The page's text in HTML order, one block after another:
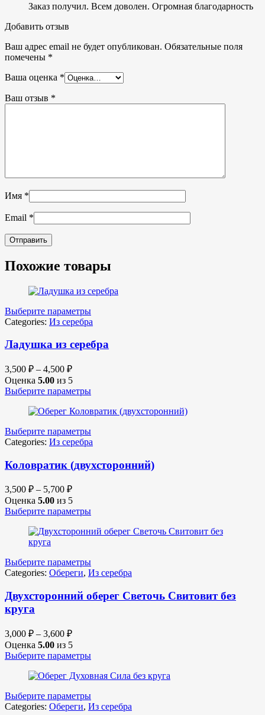
Заказ получил. Всем доволен. Огромная благодарность
Добавить отзыв
Ваш адрес email не будет опубликован. Обязательные поля
помечены *
Ваша оценка *
Ваш отзыв *
Имя *
Email *
Похожие товары
Выберите параметры
Categories: Из серебра
Ладушка из серебра
3,500 ₽ – 4,500 ₽
Оценка 5.00 из 5
Выберите параметры
Выберите параметры
Categories: Из серебра
Коловратик (двухсторонний)
3,500 ₽ – 5,700 ₽
Оценка 5.00 из 5
Выберите параметры
Выберите параметры
Categories: Обереги, Из серебра
Двухсторонний оберег Светочь Свитовит без
круга
3,000 ₽ – 3,600 ₽
Оценка 5.00 из 5
Выберите параметры
Выберите параметры
Categories: Обереги, Из серебра